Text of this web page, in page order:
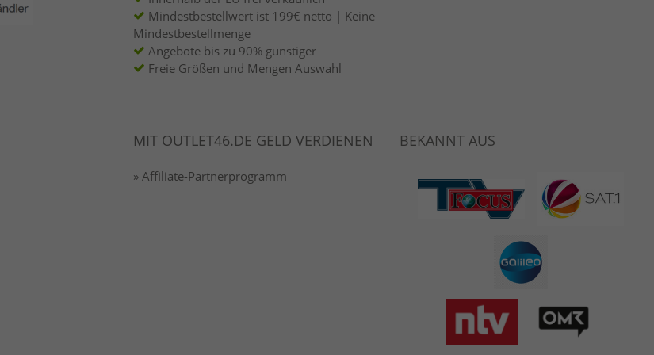
Mindestbestellwert ist 199€ netto | Keine
Mindestbestellmenge
Angebote bis zu 90% günstiger
Freie Größen und Mengen Auswahl
MIT OUTLET46.DE GELD VERDIENEN
» Affiliate-Partnerprogramm
BEKANNT AUS